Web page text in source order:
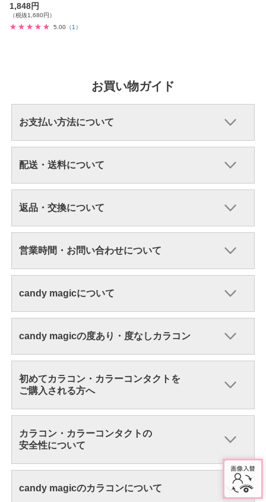
1,848円
（税抜1,680円）
5.00 （1）
お買い物ガイド
お支払い方法について
配送・送料について
返品・交換について
営業時間・お問い合わせについて
candy magicについて
candy magicの度あり・度なしカラコン
初めてカラコン・カラーコンタクトを
ご購入される方へ
カラコン・カラーコンタクトの
安全性について
candy magicのカラコンについて